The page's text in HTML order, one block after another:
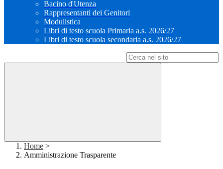
Bacino d'Utenza
Rappresentanti dei Genitori
Modulistica
Libri di testo scuola Primaria a.s. 2026/27
Libri di testo scuola secondaria a.s. 2026/27
Home >
Amministrazione Trasparente